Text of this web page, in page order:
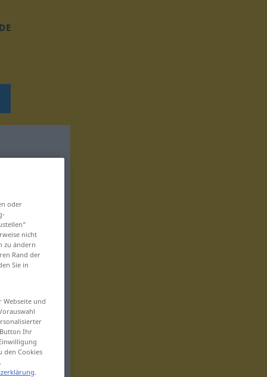
oder
nicht
zu ändern
Rand der
Sie in
und
Ihr
den Cookies
.